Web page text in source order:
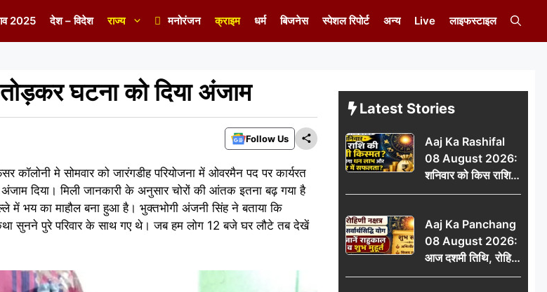
2025 देश – विदेश राज्य मनोरंजन क्राइम धर्म बिजनेस स्पेशल रिपोर्ट अन्य Live लाइफस्टाइल
घटना को दिया अंजाम
Follow Us
कॉलोनी मे सोमवार को जारंगडीह परियोजना में ओवरमैन पद पर कार्यरत
दिया। मिली जानकारी के अनुसार चोरों की आंतक इतना बढ़ गया है
में भय का माहौल बना हुआ है। भुक्तभोगी अंजनी सिंह ने बताया कि
सुनने पुरे परिवार के साथ गए थे। जब हम लोग 12 बजे घर लौटे तब देखें
Latest Stories
Aaj Ka Rashifal
08 August 2026:
शनिवार को किस राशि
की चमकेगी किस्मत,
और करियर में सफलता?
Aaj Ka Panchang
08 August 2026:
आज दशमी तिथि, रोहिणी
नक्षत्र और सर्वार्थसिद्धि